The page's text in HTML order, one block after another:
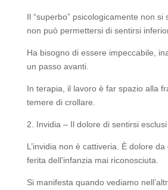
Il “superbo” psicologicamente non si
non può permettersi di sentirsi
Ha bisogno di essere impeccabile,
un passo avanti.
In terapia, il lavoro è far spazio alla
temere di crollare.
2. Invidia – Il dolore di sentirsi esclusi
L’invidia non è cattiveria. È dolore
ferita dell’infanzia mai riconosciuta.
Si manifesta quando vediamo